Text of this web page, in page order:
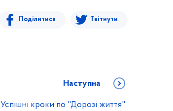
Поділитися Твітнути
Наступна
Успішні кроки по "Дорозі життя"